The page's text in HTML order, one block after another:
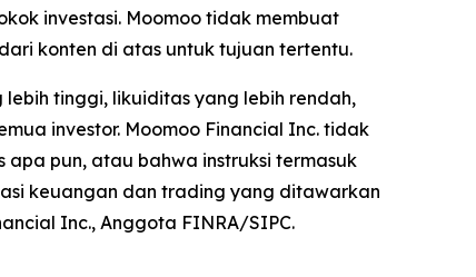
investasi. Moomoo tidak membuat
konten di atas untuk tujuan tertentu.
tinggi, likuiditas yang lebih rendah,
investor. Moomoo Financial Inc. tidak
pun, atau bahwa instruksi termasuk
keuangan dan trading yang ditawarkan
Inc., Anggota FINRA/SIPC.